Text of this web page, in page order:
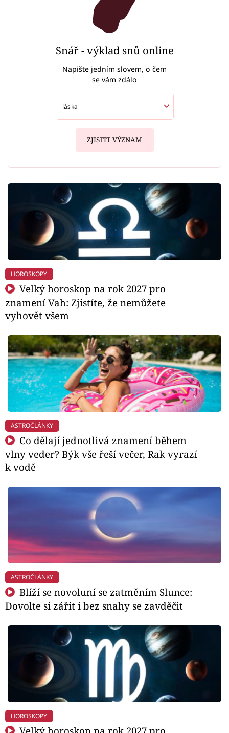
Snář - výklad snů online
Napište jedním slovem, o čem
se vám zdálo
ZJISTIT VÝZNAM
HOROSKOPY
Velký horoskop na rok 2027 pro
znamení Vah: Zjistíte, že nemůžete
vyhovět všem
ASTROČLÁNKY
Co dělají jednotlivá znamení během
vlny veder? Býk vše řeší večer, Rak vyrazí
k vodě
ASTROČLÁNKY
Blíží se novoluní se zatměním Slunce:
Dovolte si zářit i bez snahy se zavděčit
HOROSKOPY